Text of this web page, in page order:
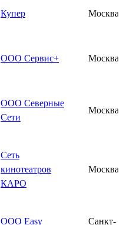
Купер Москва
ООО Сервис+ Москва
ООО Северные
Сети
Москва
Сеть
кинотеатров
КАРО
Москва
ООО Easy
Санкт-